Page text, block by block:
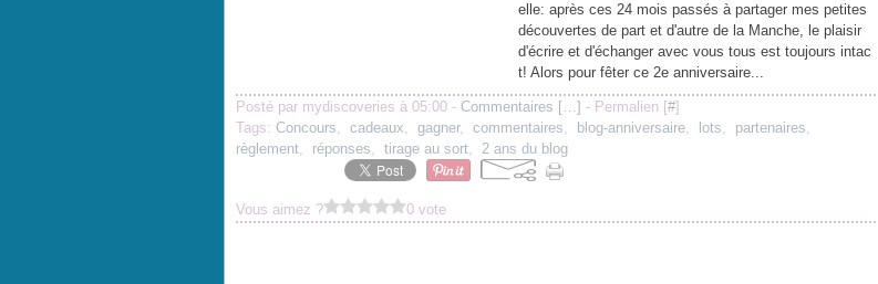
elle: après ces 24 mois passés à partager mes petites
découvertes de part et d'autre de la Manche, le plaisir
d'écrire et d'échanger avec vous tous est toujours intac
t! Alors pour fêter ce 2e anniversaire...
Posté par mydiscoveries à 05:00 - Commentaires […] - Permalien [#]
Tags: Concours, cadeaux, gagner, commentaires, blog-anniversaire, lots, partenaires,
règlement, réponses, tirage au sort, 2 ans du blog
Vous aimez ? 0 vote